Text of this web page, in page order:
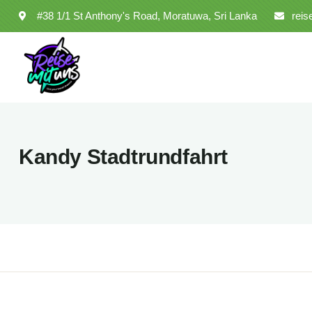
#38 1/1 St Anthony's Road, Moratuwa, Sri Lanka
Kandy Stadtrundfahrt